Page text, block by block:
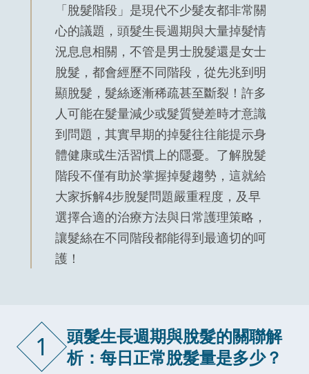
「脫髮階段」是現代不少髮友都非常關
心的議題，頭髮生長週期與大量掉髮情
況息息相關，不管是男士脫髮還是女士
脫髮，都會經歷不同階段，從先兆到明
顯脫髮，髮絲逐漸稀疏甚至斷裂！許多
人可能在髮量減少或髮質變差時才意識
到問題，其實早期的掉髮往往能提示身
體健康或生活習慣上的隱憂。了解脫髮
階段不僅有助於掌握掉髮趨勢，這就給
大家拆解4步脫髮問題嚴重程度，及早
選擇合適的治療方法與日常護理策略，
讓髮絲在不同階段都能得到最適切的呵
護！
1
頭髮生長週期與脫髮的關聯解
析：每日正常脫髮量是多少？